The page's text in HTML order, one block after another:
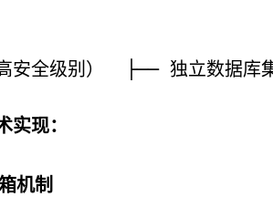
安全级别）  ├── 独立数据
实现：
机制